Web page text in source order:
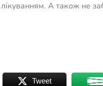
А також не
Tweet